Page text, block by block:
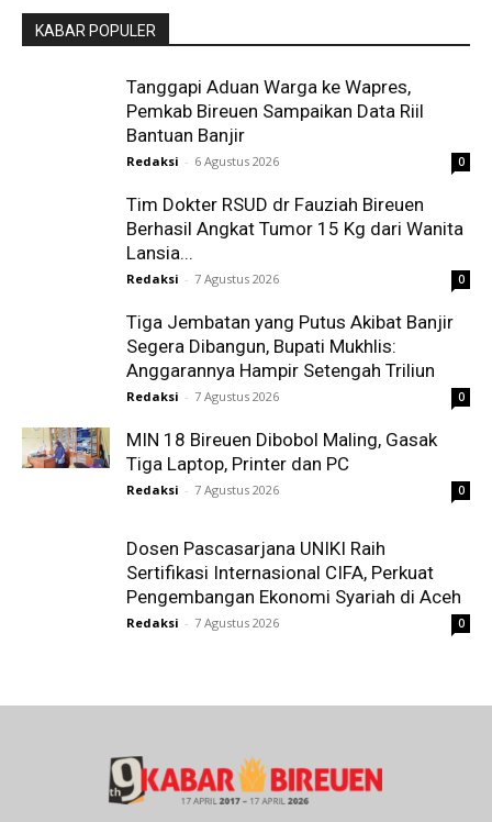
KABAR POPULER
Tanggapi Aduan Warga ke Wapres,
Pemkab Bireuen Sampaikan Data Riil
Bantuan Banjir
Redaksi - 6 Agustus 2026 0
Tim Dokter RSUD dr Fauziah Bireuen
Berhasil Angkat Tumor 15 Kg dari Wanita
Lansia...
Redaksi - 7 Agustus 2026 0
Tiga Jembatan yang Putus Akibat Banjir
Segera Dibangun, Bupati Mukhlis:
Anggarannya Hampir Setengah Triliun
Redaksi - 7 Agustus 2026 0
MIN 18 Bireuen Dibobol Maling, Gasak
Tiga Laptop, Printer dan PC
Redaksi - 7 Agustus 2026 0
Dosen Pascasarjana UNIKI Raih
Sertifikasi Internasional CIFA, Perkuat
Pengembangan Ekonomi Syariah di Aceh
Redaksi - 7 Agustus 2026 0